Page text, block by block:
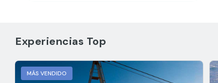
Experiencias Top
MÁS VENDIDO